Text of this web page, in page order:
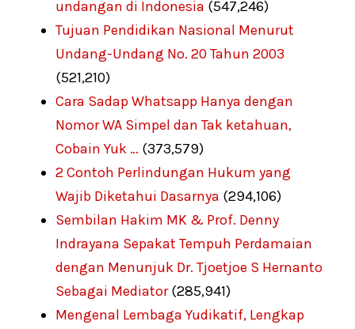
undangan di Indonesia (547,246)
Tujuan Pendidikan Nasional Menurut
Undang-Undang No. 20 Tahun 2003
(521,210)
Cara Sadap Whatsapp Hanya dengan
Nomor WA Simpel dan Tak ketahuan,
Cobain Yuk … (373,579)
2 Contoh Perlindungan Hukum yang
Wajib Diketahui Dasarnya (294,106)
Sembilan Hakim MK & Prof. Denny
Indrayana Sepakat Tempuh Perdamaian
dengan Menunjuk Dr. Tjoetjoe S Hernanto
Sebagai Mediator (285,941)
Mengenal Lembaga Yudikatif, Lengkap